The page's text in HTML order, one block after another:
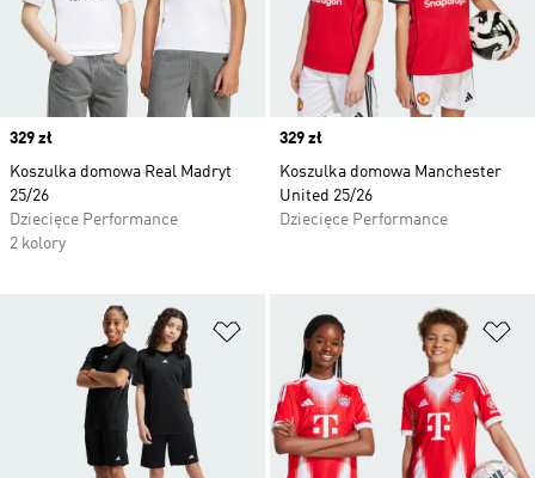
Price
329 zł
Koszulka domowa Real Madryt
25/26
Dziecięce Performance
2 kolory
Price
329 zł
Koszulka domowa Manchester
United 25/26
Dziecięce Performance
Dodaj do listy życzeń